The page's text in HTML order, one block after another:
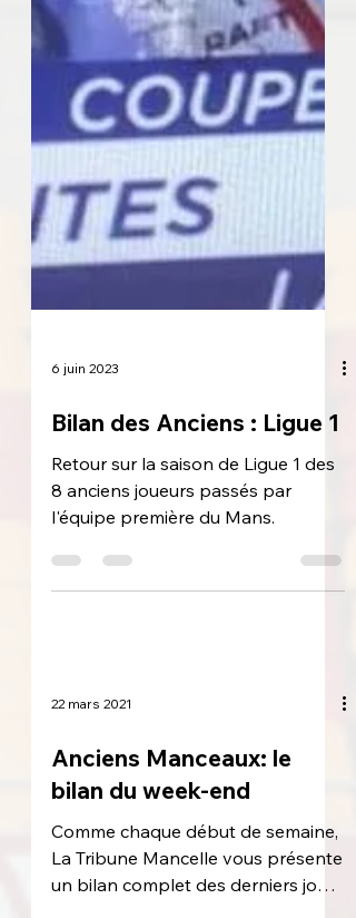
6 juin 2023
Bilan des Anciens : Ligue 1
Retour sur la saison de Ligue 1 des
l'équipe première du Mans.
22 mars 2021
Anciens Manceaux: le
bilan du week-end
Comme chaque début de semaine,